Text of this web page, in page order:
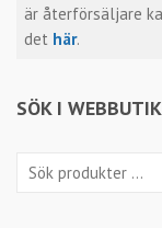
är återförsäljare
det här.
SÖK I
Sök